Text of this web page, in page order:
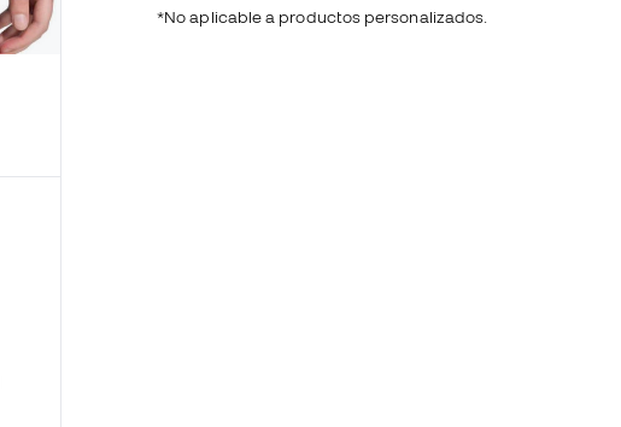
*No aplicable a productos personalizados.